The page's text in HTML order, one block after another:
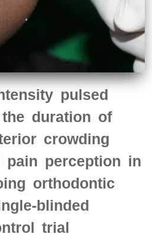
pulsed
duration of
crowding
pain perception in
orthodontic
blinded
trial